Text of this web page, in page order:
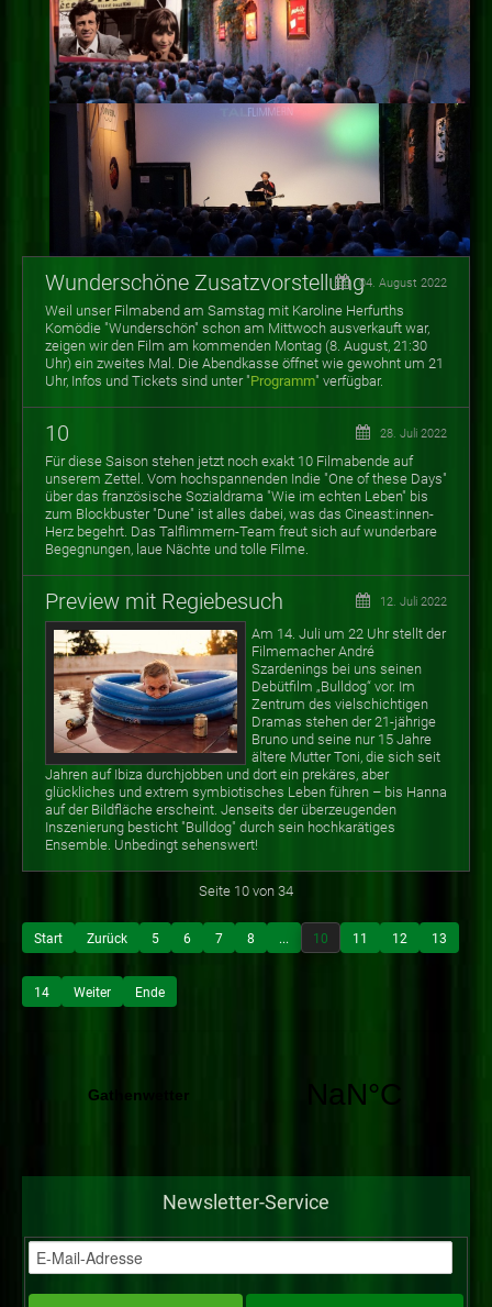
Wunderschöne Zusatzvorstellung04. August 2022
Weil unser Filmabend am Samstag mit Karoline Herfurths
Komödie "Wunderschön" schon am Mittwoch ausverkauft war,
zeigen wir den Film am kommenden Montag (8. August, 21:30
Uhr) ein zweites Mal. Die Abendkasse öffnet wie gewohnt um 21
Uhr, Infos und Tickets sind unter "Programm" verfügbar.
10 28. Juli 2022
Für diese Saison stehen jetzt noch exakt 10 Filmabende auf
unserem Zettel. Vom hochspannenden Indie "One of these Days"
über das französische Sozialdrama "Wie im echten Leben" bis
zum Blockbuster "Dune" ist alles dabei, was das Cineast:innen-
Herz begehrt. Das Talflimmern-Team freut sich auf wunderbare
Begegnungen, laue Nächte und tolle Filme.
Preview mit Regiebesuch 12. Juli 2022
Am 14. Juli um 22 Uhr stellt der
Filmemacher André
Szardenings bei uns seinen
Debütfilm „Bulldog“ vor. Im
Zentrum des vielschichtigen
Dramas stehen der 21-jährige
Bruno und seine nur 15 Jahre
ältere Mutter Toni, die sich seit
Jahren auf Ibiza durchjobben und dort ein prekäres, aber
glückliches und extrem symbiotisches Leben führen – bis Hanna
auf der Bildfläche erscheint. Jenseits der überzeugenden
Inszenierung besticht "Bulldog" durch sein hochkarätiges
Ensemble. Unbedingt sehenswert!
Seite 10 von 34
Start Zurück 5 6 7 8 ... 10 11 12 13
14 Weiter Ende
Newsletter-Service